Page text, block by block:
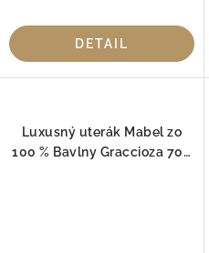
DETAIL
Luxusný uterák Mabel zo
100 % Bavlny Graccioza 700